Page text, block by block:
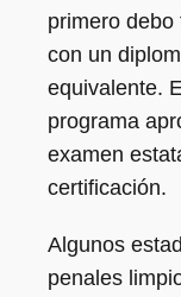
primero
con un
equivalente.
programa
examen
certificación.
Algunos
penales